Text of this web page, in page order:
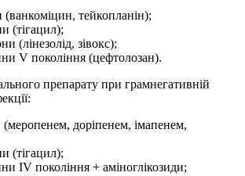
(ванкоміцин, тейкопланін);
(тігацил);
(лінезолід, зівокс);
V покоління (цефтолозан).
препарату при грамнегативній
доріпенем, імапенем,
(тігацил);
IV покоління + аміноглікозиди;